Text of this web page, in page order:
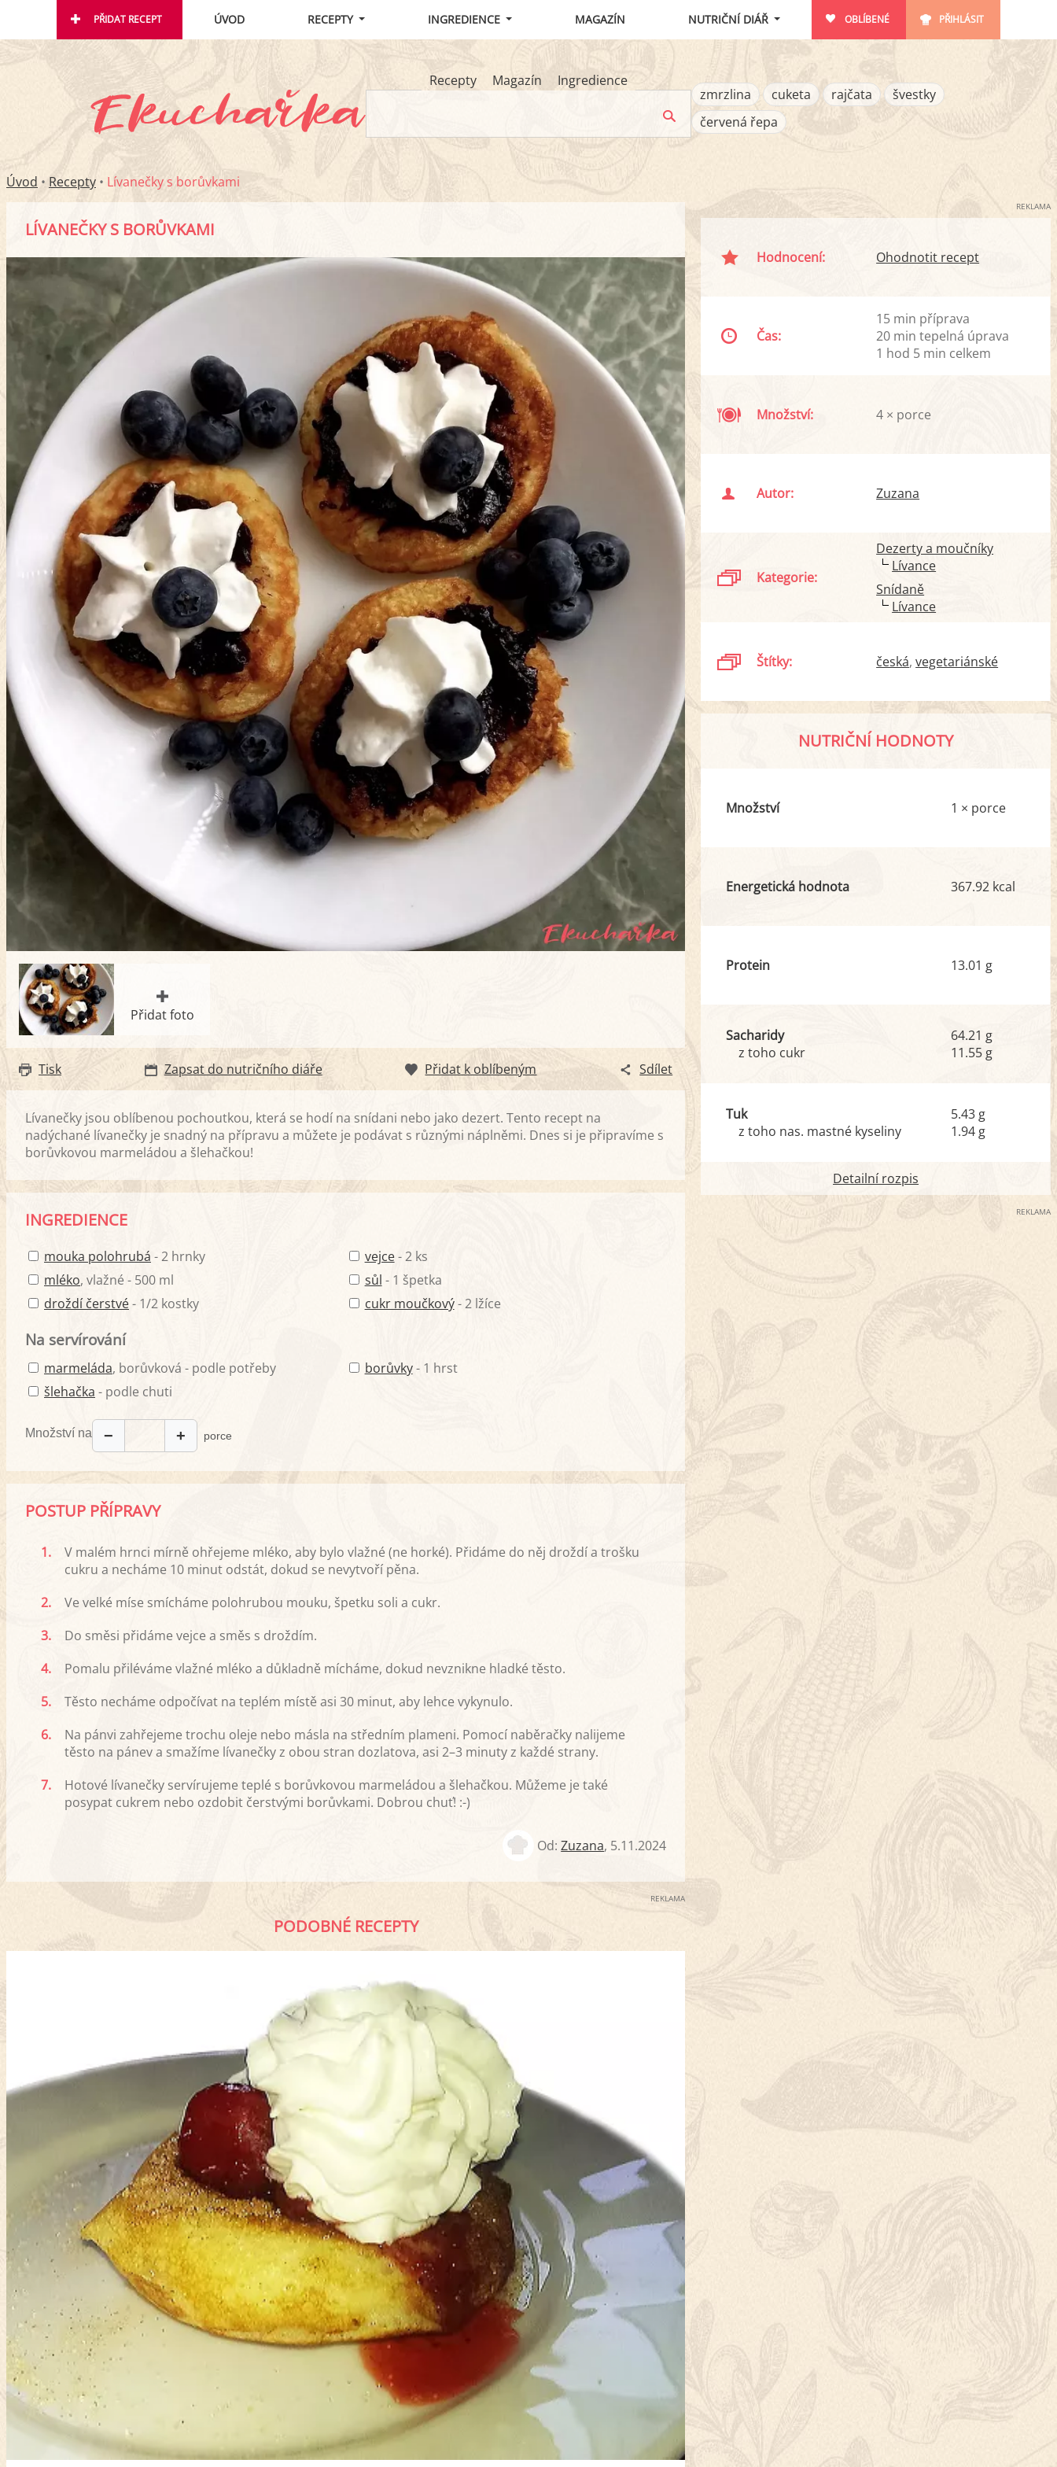
PŘIDAT RECEPT ÚVOD RECEPTY INGREDIENCE MAGAZÍN NUTRIČNÍ DIÁŘ OBLÍBENÉ PŘIHLÁSIT
Recepty Magazín
Ingredience
zmrzlina
cuketa rajčata
švestky
červená řepa
Úvod • Recepty • Lívanečky s borůvkami
LÍVANEČKY S BORŮVKAMI
Přidat foto
Tisk Zapsat do nutričního diáře Přidat k oblíbeným Sdílet
Lívanečky jsou oblíbenou pochoutkou, která se hodí na snídani nebo jako dezert. Tento recept na
nadýchané lívanečky je snadný na přípravu a můžete je podávat s různými náplněmi. Dnes si je připravíme s
borůvkovou marmeládou a šlehačkou!
INGREDIENCE
mouka polohrubá - 2 hrnky
mléko, vlažné - 500 ml
droždí čerstvé- 1/2 kostky
vejce- 2 ks
sůl - 1 špetka
cukr moučkový- 2 lžíce
Na servírování
marmeláda, borůvková - podle potřeby
šlehačka - podle chuti
borůvky- 1 hrst
Množství na − + porce
POSTUP PŘÍPRAVY
1.
V malém hrnci mírně ohřejeme mléko, aby bylo vlažné (ne horké). Přidáme do něj droždí a trošku
cukru a necháme 10 minut odstát, dokud se nevytvoří pěna.
2.
Ve velké míse smícháme polohrubou mouku, špetku soli a cukr.
3.
Do směsi přidáme vejce a směs s droždím.
4.
Pomalu přiléváme vlažné mléko a důkladně mícháme, dokud nevznikne hladké těsto.
5.
Těsto necháme odpočívat na teplém místě asi 30 minut, aby lehce vykynulo.
6.
Na pánvi zahřejeme trochu oleje nebo másla na středním plameni. Pomocí naběračky nalijeme
těsto na pánev a smažíme lívanečky z obou stran dozlatova, asi 2–3 minuty z každé strany.
7.
Hotové lívanečky servírujeme teplé s borůvkovou marmeládou a šlehačkou. Můžeme je také
posypat cukrem nebo ozdobit čerstvými borůvkami. Dobrou chuť! :-)
Od:Zuzana, 5.11.2024
REKLAMA
PODOBNÉ RECEPTY
REKLAMA
Hodnocení: Ohodnotit recept
Čas:
15 min příprava
20 min tepelná úprava
1 hod 5 min celkem
Množství: 4 × porce
Autor: Zuzana
Kategorie:
Dezerty a moučníky
Lívance
Snídaně
Lívance
Štítky: česká vegetariánské
NUTRIČNÍ HODNOTY
Množství 1 × porce
Energetická hodnota 367.92 kcal
Protein 13.01 g
Sacharidy
z toho cukr
64.21 g
11.55 g
Tuk
z toho nas. mastné kyseliny
5.43 g
1.94 g
Detailní rozpis
REKLAMA